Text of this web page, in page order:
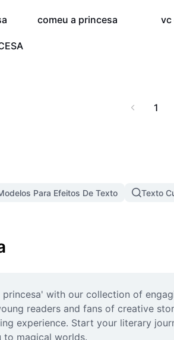
800
comeu a princesa vc
1
Para Efeitos De Texto Texto
with our collection of
readers and fans of creative
experience. Start your literary
to magical worlds.